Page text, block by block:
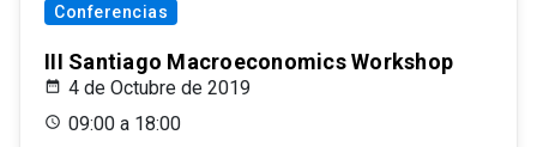
Conferencias
III Santiago Macroeconomics Workshop
4 de Octubre de 2019
09:00 a 18:00